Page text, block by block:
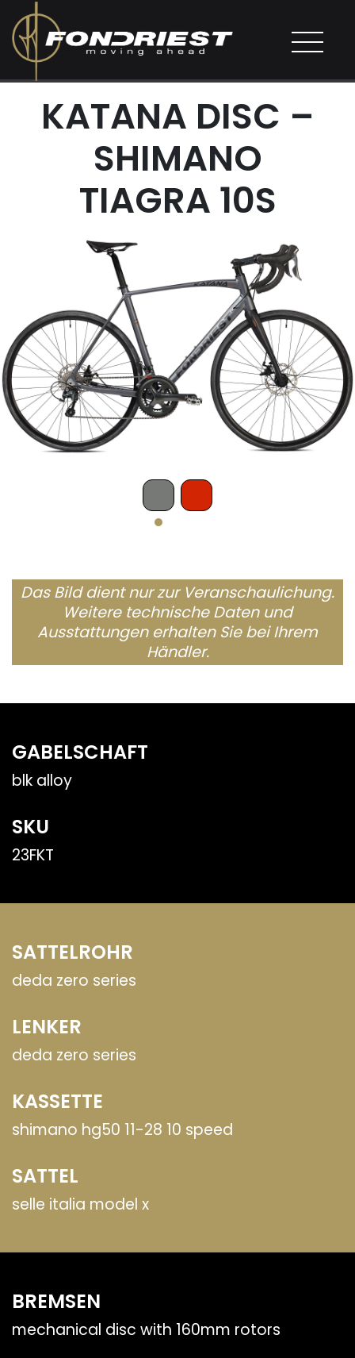
KATANA DISC –
SHIMANO
TIAGRA 10S
Das Bild dient nur zur Veranschaulichung.
Weitere technische Daten und
Ausstattungen erhalten Sie bei Ihrem
Händler.
BREMSEN
mechanical disc with 160mm rotors
SATTELROHR
deda zero series
LENKER
deda zero series
KASSETTE
shimano hg50 11-28 10 speed
SATTEL
selle italia model x
GABELSCHAFT
blk alloy
SKU
23FKT